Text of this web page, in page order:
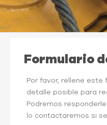
Formulario
Por favor, rellene este
detalle posible para
Podremos
lo contactaremos si